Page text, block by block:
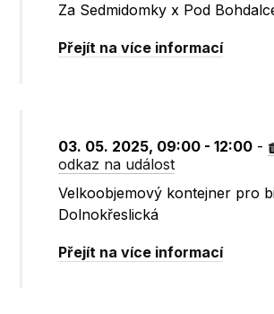
Za Sedmidomky x Pod
Přejít na více informací
03. 05. 2025, 09:00 - 12:00 -
odkaz na událost
Velkoobjemový kontejner pro
Dolnokřeslická
Přejít na více informací